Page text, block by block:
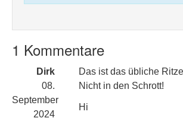
1 Kommentare
Dirk
08.
September
2024
Das ist das übliche
Nicht in den Schrott!
Hi